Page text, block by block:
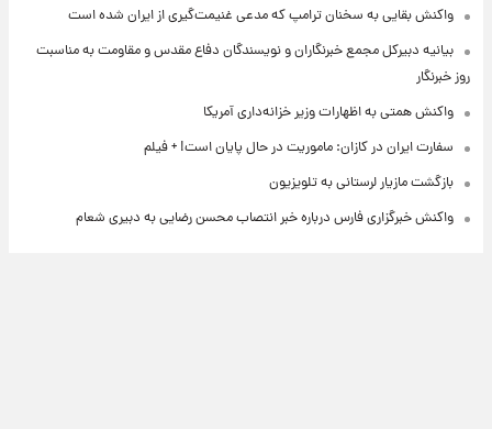
واکنش بقایی به سخنان ترامپ که مدعی غنیمت‌گیری از ایران شده است
بیانیه دبیرکل مجمع خبرنگاران و نویسندگان دفاع مقدس و مقاومت به مناسبت
روز خبرنگار
واکنش همتی به اظهارات وزیر خزانه‌داری آمریکا
سفارت ایران در کازان: ماموریت در حال پایان است! + فیلم
بازگشت مازیار لرستانی به تلویزیون
واکنش خبرگزاری فارس درباره خبر انتصاب محسن رضایی به دبیری شعام